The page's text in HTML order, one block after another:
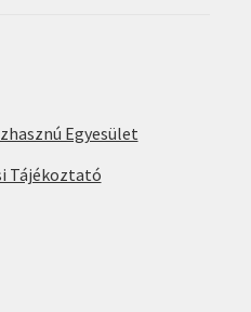
Egyesület
Tájékoztató